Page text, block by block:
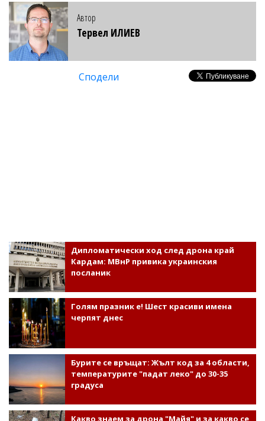
Автор
Тервел ИЛИЕВ
Сподели
Дипломатически ход след дрона край
Кардам: МВнР привика украинския
посланик
Голям празник е! Шест красиви имена
черпят днес
Бурите се връщат: Жълт код за 4 области,
температурите "падат леко" до 30-35
градуса
Какво знаем за дрона "Майя" и за какво се